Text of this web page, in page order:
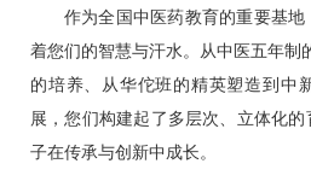
作为全国中医药教育的重要基
着您们的智慧与汗水。从中医五年制
的培养、从华佗班的精英塑造到中
展，您们构建起了多层次、立体化
子在传承与创新中成长。